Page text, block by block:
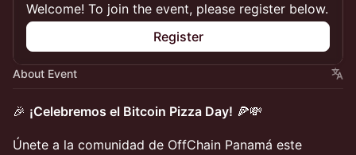
Welcome! To join the event, please register below.
Register
About Event
🎉 ¡Celebremos el Bitcoin Pizza Day! 🍕💸
Únete a la comunidad de OffChain Panamá este